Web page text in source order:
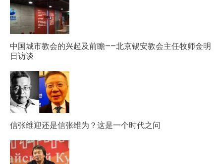
中国城市教会的兴起及前瞻——北京锡安教会主任牧师金明
日访谈
信张维迎还是信张维为？这是一个时代之问